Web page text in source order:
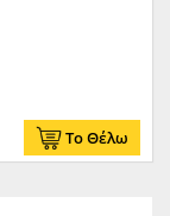
Το Θέλω